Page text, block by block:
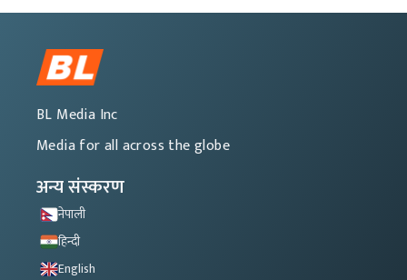
BL Media Inc
Media for all across the globe
अन्य संस्करण
नेपाली
हिन्दी
English